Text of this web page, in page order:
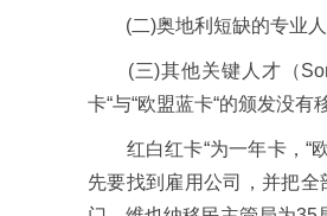
(二)奥地利短缺的专业
(三)其他关键人才（
卡“与“欧盟蓝卡“的颁发没有
红白红卡“为一年卡，“欧
先要找到雇用公司，并把